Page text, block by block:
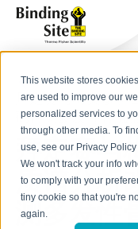
This website stores
are used to improve our
personalized services to
through other media. To
use, see our Privacy Policy
We won't track your info
to comply with your
tiny cookie so that you're
again.
拜定赛与梅奥诊所
确检测多发性骨髓
拜定赛与
质谱分析
测多发性